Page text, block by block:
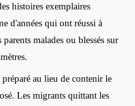
histoires exemplaires
d'années qui ont réussi à
malades ou blessés sur
au lieu de contenir le
Les migrants quittant les